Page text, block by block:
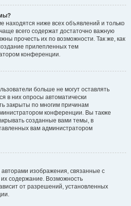
ниже всех объявлений и только
всего содержат достаточно важную
прочесть их по возможности. Так же, как
прилепленных тем
конференции.
больше не могут оставлять
в них опросы автоматически
закрыты по многим причинам
конференции. Вы также
созданные вами темы, в
вам администратором
изображения, связанные с
содержание. Возможность
от разрешений, установленных